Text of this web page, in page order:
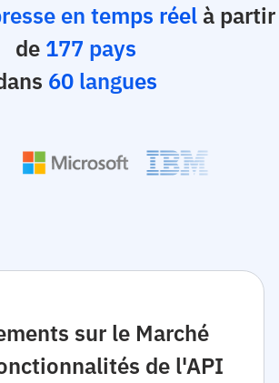
en temps réelà partir
de 177 pays
60 langues
sur le Marché
de l'API